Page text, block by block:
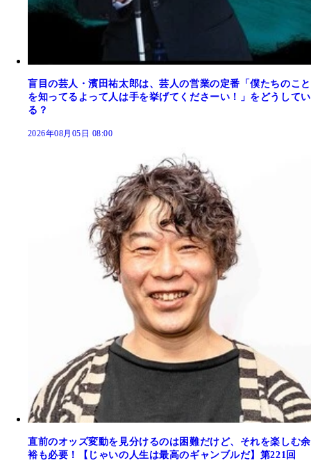
盲目の芸人・濱田祐太郎は、芸人の営業の定番「僕たちのこと
を知ってるよって人は手を挙げてくださーい！」をどうしてい
る？
2026年08月05日 08:00
直前のオッズ変動を見分けるのは困難だけど、それを楽しむ余
裕も必要！【じゃいの人生は最高のギャンブルだ】第221回